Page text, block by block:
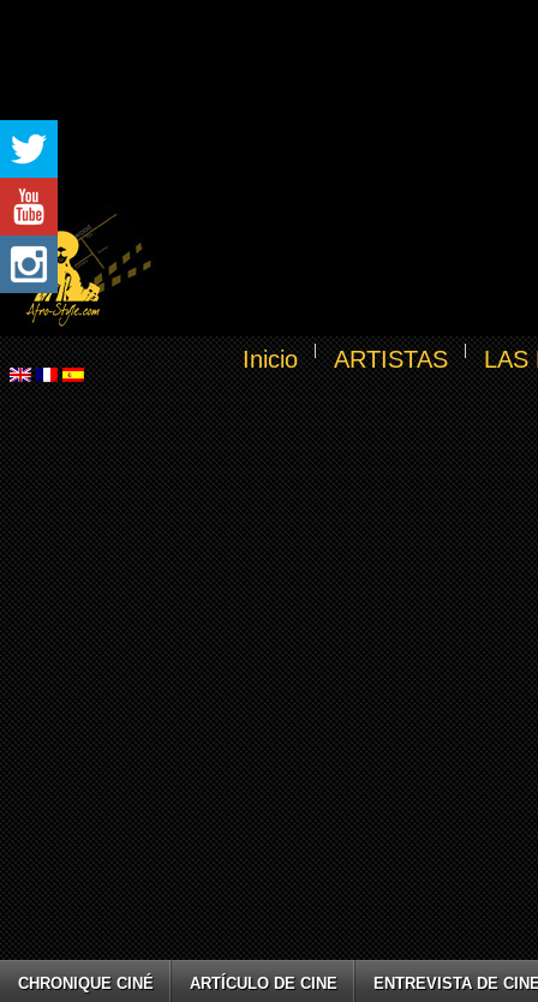
Inicio ARTISTAS LAS
CHRONIQUE CINÉ ARTÍCULO DE CINE ENTREVISTA DE